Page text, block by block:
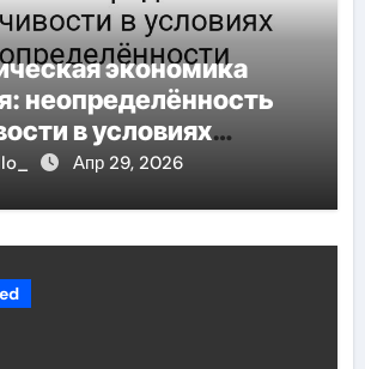
экономика
неопределённость
в условиях
Апр 29, 2026